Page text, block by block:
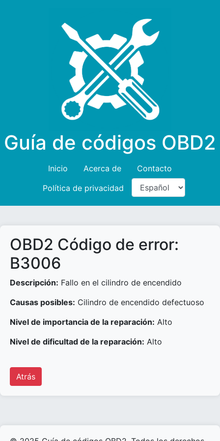
Guía de códigos OBD2
Inicio Acerca de
Contacto
Política de privacidad
OBD2 Código de error:
B3006
Descripción: Fallo en el cilindro de encendido
Causas posibles: Cilindro de encendido defectuoso
Nivel de importancia de la reparación: Alto
Nivel de dificultad de la reparación: Alto
Atrás